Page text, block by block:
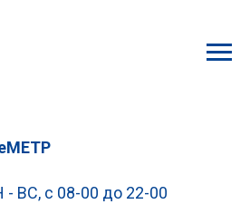
ВС, с 08-00 до 22-00